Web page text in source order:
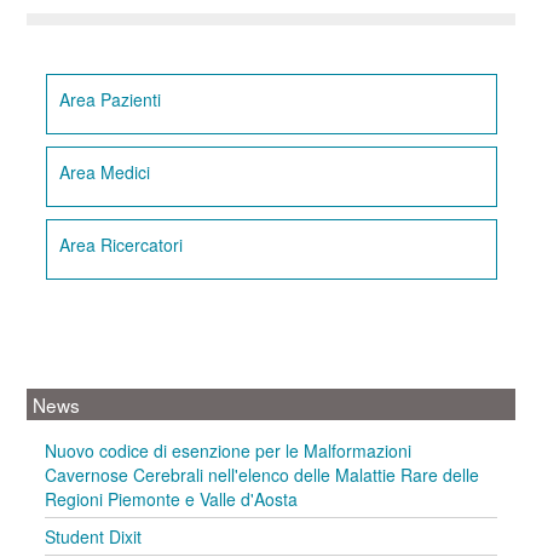
Area Pazienti
Area Medici
Area Ricercatori
News
Nuovo codice di esenzione per le Malformazioni
Cavernose Cerebrali nell'elenco delle Malattie Rare delle
Regioni Piemonte e Valle d'Aosta
Student Dixit